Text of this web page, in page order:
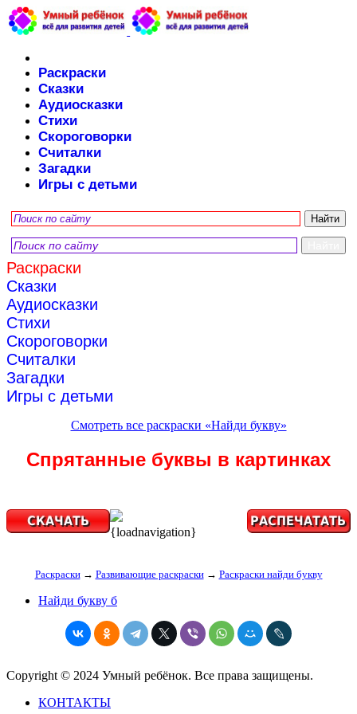
Раскраски
Сказки
Аудиосказки
Стихи
Скороговорки
Считалки
Загадки
Игры с детьми
Раскраски
Сказки
Аудиосказки
Стихи
Скороговорки
Считалки
Загадки
Игры с детьми
Смотреть все раскраски «Найди букву»
Спрятанные буквы в картинках
{loadnavigation}
Раскраски→ Развивающие раскраски→ Раскраски найди букву
Найди букву б
Copyright © 2024 Умный ребёнок. Все права защищены.
КОНТАКТЫ